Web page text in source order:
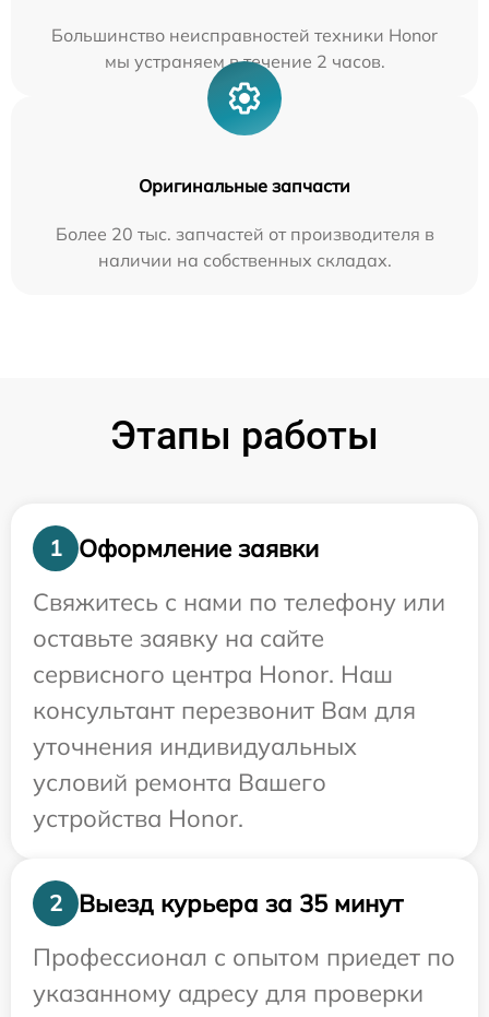
Большинство неисправностей техники Honor
мы устраняем в течение 2 часов.
Оригинальные запчасти
Более 20 тыс. запчастей от производителя в
наличии на собственных складах.
Этапы работы
1
Оформление заявки
Свяжитесь с нами по телефону или
оставьте заявку на сайте
сервисного центра Honor. Наш
консультант перезвонит Вам для
уточнения индивидуальных
условий ремонта Вашего
устройства Honor.
2
Выезд курьера за 35 минут
Профессионал с опытом приедет по
указанному адресу для проверки